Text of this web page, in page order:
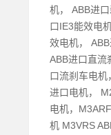
机， ABB进
口IE3能效电
效电机， ABB
ABB进口直流
口流刹车电机
进口电机，
电机，
机 M3VRS